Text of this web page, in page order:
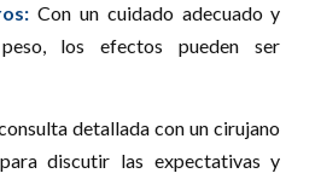
Con un cuidado adecuado y
los efectos pueden ser
detallada con un cirujano
discutir las expectativas y